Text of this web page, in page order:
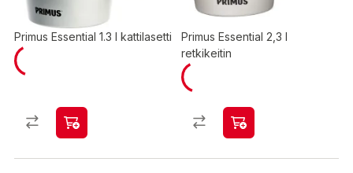
Primus Essential 1.3 l kattilasetti
Primus Essential 2,3 l
retkikeitin